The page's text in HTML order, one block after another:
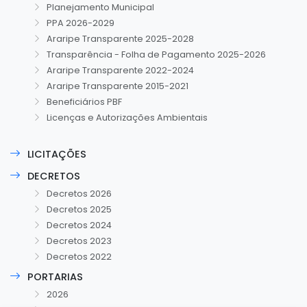
Planejamento Municipal
PPA 2026-2029
Araripe Transparente 2025-2028
Transparência - Folha de Pagamento 2025-2026
Araripe Transparente 2022-2024
Araripe Transparente 2015-2021
Beneficiários PBF
Licenças e Autorizações Ambientais
LICITAÇÕES
DECRETOS
Decretos 2026
Decretos 2025
Decretos 2024
Decretos 2023
Decretos 2022
PORTARIAS
2026